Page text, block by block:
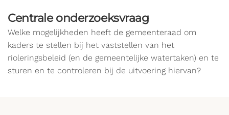
Centrale onderzoeksvraag
Welke mogelijkheden heeft de gemeenteraad om
kaders te stellen bij het vaststellen van het
rioleringsbeleid (en de gemeentelijke watertaken) en te
sturen en te controleren bij de uitvoering hiervan?